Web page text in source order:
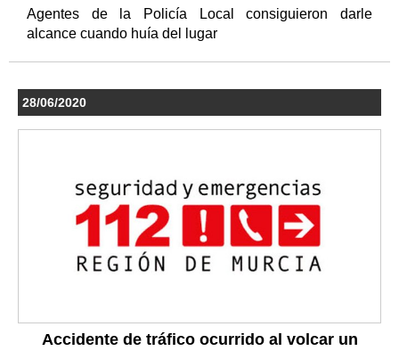
Agentes de la Policía Local consiguieron darle
alcance cuando huía del lugar
28/06/2020
Accidente de tráfico ocurrido al volcar un